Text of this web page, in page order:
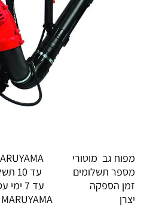
מפוח גב מוטורי MARUYAMA יפן
מספר תשלומים עד 10 תשלומים
זמן הספקה עד 7 ימי עסקים
יצרן MARUYAMA יפן